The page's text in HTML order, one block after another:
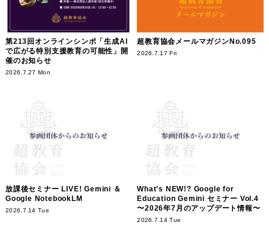
第213回オンラインシンポ「生成AI
で広がる特別支援教育の可能性」開
催のお知らせ
2026.7.27 Mon
超教育協会メールマガジンNo.095
2026.7.17 Fri
放課後セミナー LIVE! Gemini ＆
Google NotebookLM
2026.7.14 Tue
What’s NEW!? Google for
Education Gemini セミナー Vol.4
〜2026年7月のアップデート情報〜
2026.7.14 Tue